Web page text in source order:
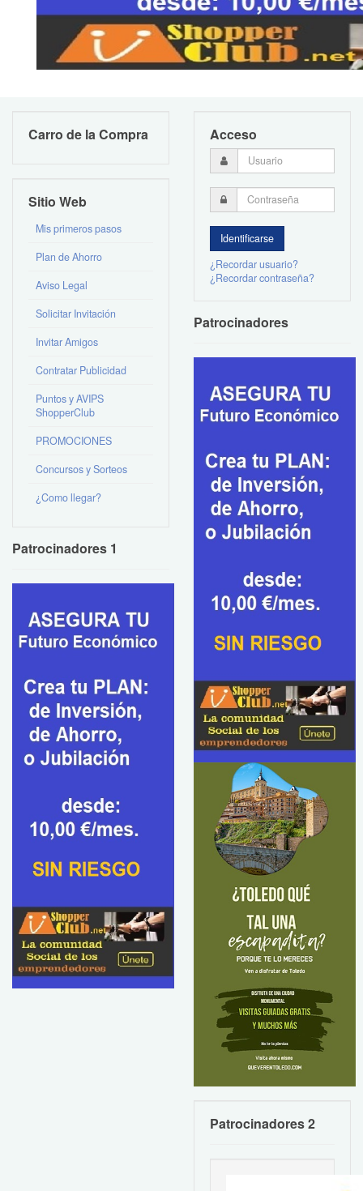
Carro de la Compra
Sitio Web
Mis primeros pasos
Plan de Ahorro
Aviso Legal
Solicitar Invitación
Invitar Amigos
Contratar Publicidad
Puntos y AVIPS
ShopperClub
PROMOCIONES
Concursos y Sorteos
¿Como llegar?
Patrocinadores 1
Acceso
¿Recordar usuario?
¿Recordar contraseña?
Patrocinadores
Patrocinadores 2